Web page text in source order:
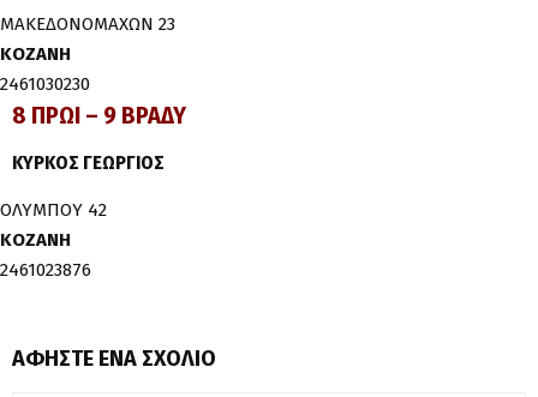
ΜΑΚΕΔΟΝΟΜΑΧΩΝ 23
ΚΟΖΑΝΗ
2461030230
8 ΠΡΩΙ – 9 ΒΡΑΔΥ
ΚΥΡΚΟΣ ΓΕΩΡΓΙΟΣ
ΟΛΥΜΠΟΥ 42
ΚΟΖΑΝΗ
2461023876
ΑΦΉΣΤΕ ΈΝΑ ΣΧΌΛΙΟ